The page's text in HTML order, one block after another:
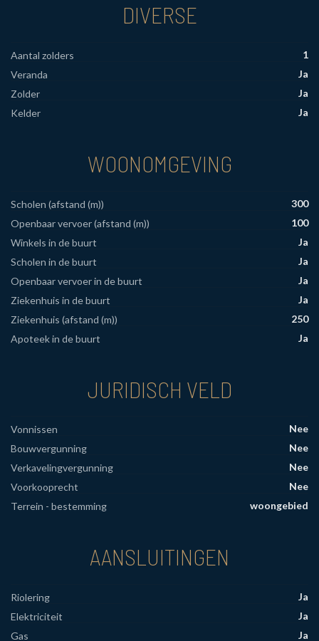
DIVERSE
Aantal zolders
1
Veranda
Ja
Zolder
Ja
Kelder
Ja
WOONOMGEVING
Scholen (afstand (m))
300
Openbaar vervoer (afstand (m))
100
Winkels in de buurt
Ja
Scholen in de buurt
Ja
Openbaar vervoer in de buurt
Ja
Ziekenhuis in de buurt
Ja
Ziekenhuis (afstand (m))
250
Apoteek in de buurt
Ja
JURIDISCH VELD
Vonnissen
Nee
Bouwvergunning
Nee
Verkavelingvergunning
Nee
Voorkooprecht
Nee
Terrein - bestemming
woongebied
AANSLUITINGEN
Riolering
Ja
Elektriciteit
Ja
Gas
Ja